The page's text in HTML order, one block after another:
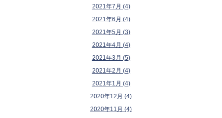
2021年7月 (4)
2021年6月 (4)
2021年5月 (3)
2021年4月 (4)
2021年3月 (5)
2021年2月 (4)
2021年1月 (4)
2020年12月 (4)
2020年11月 (4)